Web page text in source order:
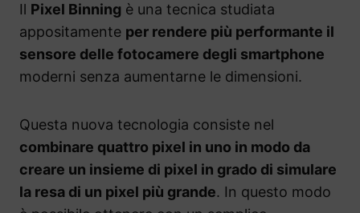
Il Pixel Binning è una tecnica studiata
appositamente per rendere più performante il
sensore delle fotocamere degli smartphone
moderni senza aumentarne le dimensioni.
Questa nuova tecnologia consiste nel
combinare quattro pixel in uno in modo da
creare un insieme di pixel in grado di simulare
la resa di un pixel più grande. In questo modo